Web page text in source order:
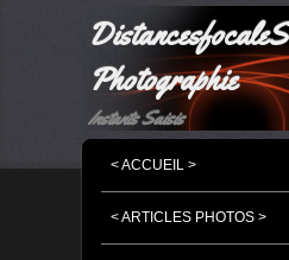
DistancesfocaleS
Photographie
Instants Saisis
MASQUER LA
MASQUER LA
< ACCUEIL >
< ARTICLES PHOTOS >